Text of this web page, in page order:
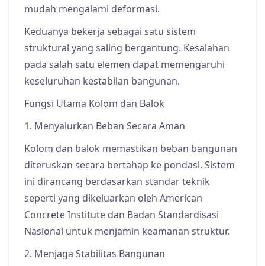
mudah mengalami deformasi.
Keduanya bekerja sebagai satu sistem
struktural yang saling bergantung. Kesalahan
pada salah satu elemen dapat memengaruhi
keseluruhan kestabilan bangunan.
Fungsi Utama Kolom dan Balok
1. Menyalurkan Beban Secara Aman
Kolom dan balok memastikan beban bangunan
diteruskan secara bertahap ke pondasi. Sistem
ini dirancang berdasarkan standar teknik
seperti yang dikeluarkan oleh American
Concrete Institute dan Badan Standardisasi
Nasional untuk menjamin keamanan struktur.
2. Menjaga Stabilitas Bangunan